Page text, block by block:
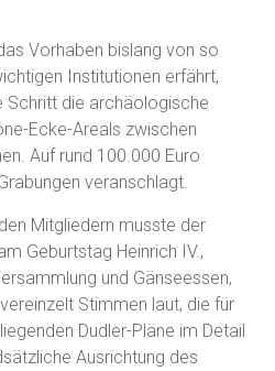
Vorhaben bislang von so
Institutionen erfährt,
die archäologische
Ecke-Areals zwischen
Auf rund 100.000 Euro
veranschlagt.
Mitgliedern musste der
Geburtstag Heinrich IV.,
und Gänseessen,
Stimmen laut, die für
Dudler-Pläne im Detail
Ausrichtung des